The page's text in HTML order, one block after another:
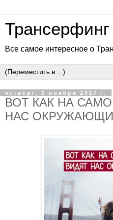
Все самое интересное о
четверг, 2 ноября 2017 г.
ВОТ КАК НА
НАС